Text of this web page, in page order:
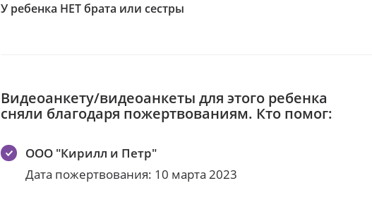
У ребенка НЕТ брата или сестры
Видеоанкету/видеоанкеты для этого ребенка
сняли благодаря пожертвованиям. Кто помог:
ООО "Кирилл и Петр"
Дата пожертвования: 10 марта 2023